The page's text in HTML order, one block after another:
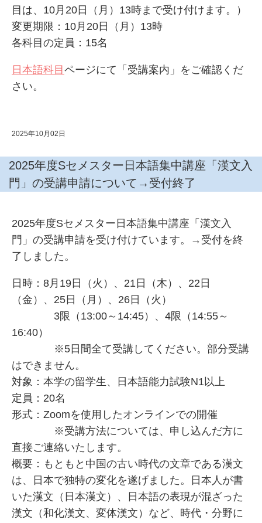
目は、10月20日（月）13時まで受け付けます。）
変更期限：10月20日（月）13時
各科目の定員：15名
日本語科目 ページにて「受講案内」をご確認くだ
さい。
2025年10月02日
2025年度Sセメスター日本語集中講座「漢文入
門」の受講申請について→受付終了
2025年度Sセメスター日本語集中講座「漢文入
門」の受講申請を受け付けています。→受付を終
了しました。
日時：8月19日（火）、21日（木）、22日
（金）、25日（月）、26日（火）
3限（13:00～14:45）、4限（14:55～
16:40）
※5日間全て受講してください。部分受講
はできません。
対象：本学の留学生、日本語能力試験N1以上
定員：20名
形式：Zoomを使用したオンラインでの開催
※受講方法については、申し込んだ方に
直接ご連絡いたします。
概要：もともと中国の古い時代の文章である漢文
は、日本で独特の変化を遂げました。日本人が書
いた漢文（日本漢文）、日本語の表現が混ざった
漢文（和化漢文、変体漢文）など、時代・分野に